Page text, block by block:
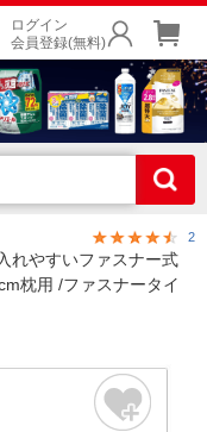
ログイン
会員登録(無料)
2
れやすいファスナー式
枕用 /ファスナータイ